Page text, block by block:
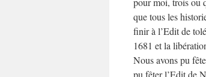
que tous les
finir à l’Edit de
1681 et la
Nous avons pu
pu fêter l’Edit de